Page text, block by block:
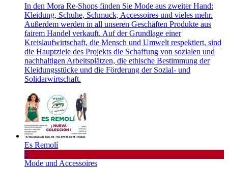
In den Mora Re-Shops finden Sie Mode aus zweiter Hand:
Kleidung, Schuhe, Schmuck, Accessoires und vieles mehr.
Außerdem werden in all unseren Geschäften Produkte aus
fairem Handel verkauft. Auf der Grundlage einer
Kreislaufwirtschaft, die Mensch und Umwelt respektiert, sind
die Hauptziele des Projekts die Schaffung von sozialen und
nachhaltigen Arbeitsplätzen, die ethische Bestimmung der
Kleidungsstücke und die Förderung der Sozial- und
Solidarwirtschaft.
Es Remolí
5
Mode und Accessoires